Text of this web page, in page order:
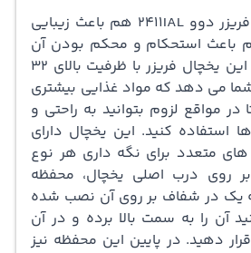
بدنه فولادی یخچال فریزر دوو 2411IAL هم باعث زیبایی
استحکام و محکم بودن آن
شده است. به علاوه این یخچال فریزر با ظرفیت بالای 32
شما می دهد که مواد غذایی بیشتری
در مواقع لزوم بتوانید به راحتی و
استفاده کنید. این یخچال دارای
متعدد برای نگه داری هر نوع
روی درب اصلی یخچال، محفظه
یک در شفاف بر روی آن نصب شده
آن را به سمت بالا برده و در آن
دهید. در پایین این محفظه نیز